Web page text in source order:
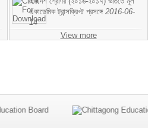
একাডেমিক ট্রান্সক্রিপ্ট প্রসঙ্গে 2016-06-
14
View more